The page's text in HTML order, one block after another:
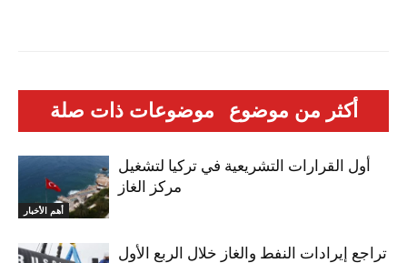
موضوعات ذات صلة أكثر من موضوع
أهم الأخبار
أول القرارات التشريعية في تركيا لتشغيل
مركز الغاز
تراجع إيرادات النفط والغاز خلال الربع الأول